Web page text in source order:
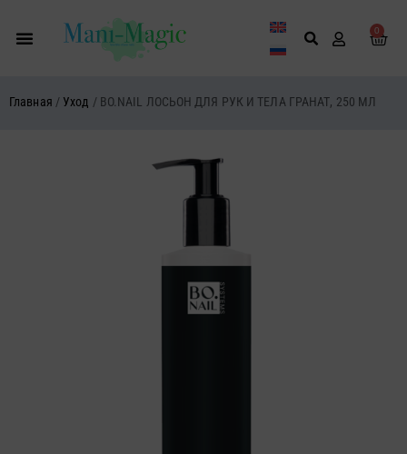
содержимому
0
Главная / Уход / BO.NAIL ЛОСЬОН ДЛЯ РУК И ТЕЛА ГРАНАТ, 250 МЛ